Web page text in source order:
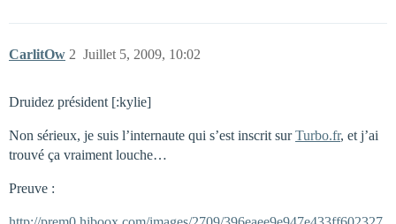
CarlitOw Juillet 5, 2009, 10:02
2
Druidez président [:kylie]
Non sérieux, je suis l’internaute qui s’est inscrit surTurbo.fr, et j’ai
trouvé ça vraiment louche…
Preuve :